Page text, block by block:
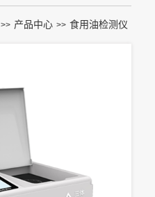
>> 产品中心 >> 食用油检测仪